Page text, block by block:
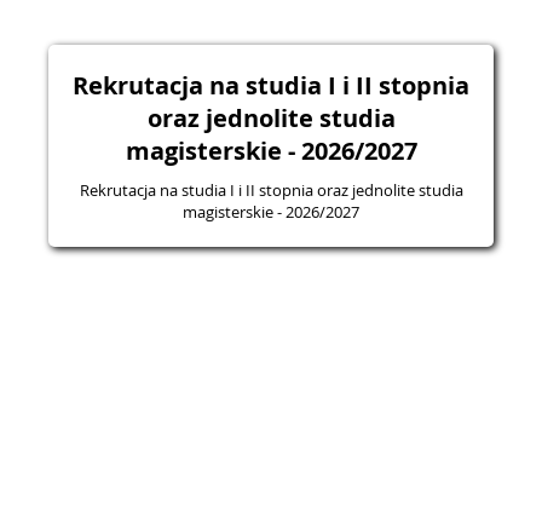
Rekrutacja na studia I i II stopnia
oraz jednolite studia
magisterskie - 2026/2027
Rekrutacja na studia I i II stopnia oraz jednolite studia
magisterskie - 2026/2027